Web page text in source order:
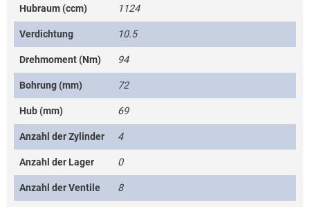
Hubraum (ccm) 1124
Verdichtung 10.5
Drehmoment (Nm) 94
Bohrung (mm) 72
Hub (mm) 69
Anzahl der Zylinder 4
Anzahl der Lager 0
Anzahl der Ventile 8